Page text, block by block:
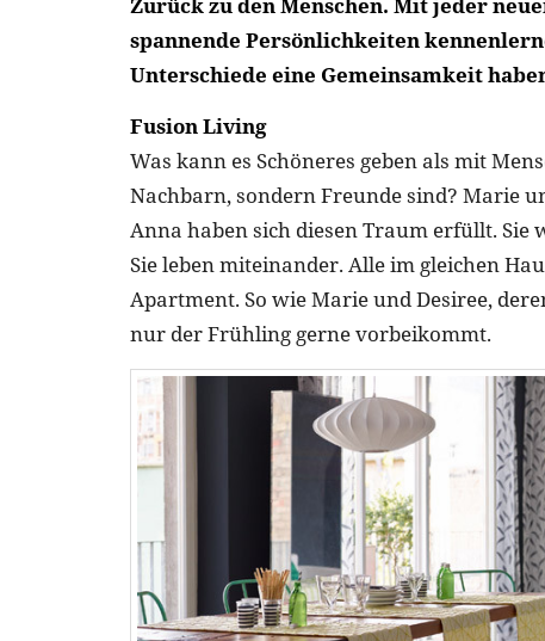
spannende Persönlichkeiten
Unterschiede eine Gemeinsamkeit
Fusion Living
Was kann es Schöneres geben als mit
Nachbarn, sondern Freunde sind? Marie
Anna haben sich diesen Traum erfüllt.
Sie leben miteinander. Alle im gleichen
Apartment. So wie Marie und Desiree,
nur der Frühling gerne vorbeikommt.